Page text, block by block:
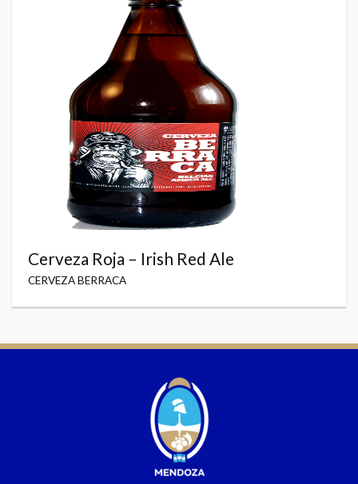
Cerveza Roja – Irish Red Ale
CERVEZA BERRACA